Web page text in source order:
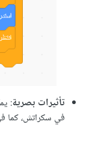
تأثيرات بصرية: يمكن
في سكراتش، كما في المثال